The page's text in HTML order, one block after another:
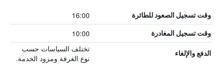
وقت تسجيل الصعود للطائرة 16:00
وقت تسجيل المغادرة 10:00
الدفع والإلغاء
تختلف السياسات حسب
نوع الغرفة ومزود الخدمة.